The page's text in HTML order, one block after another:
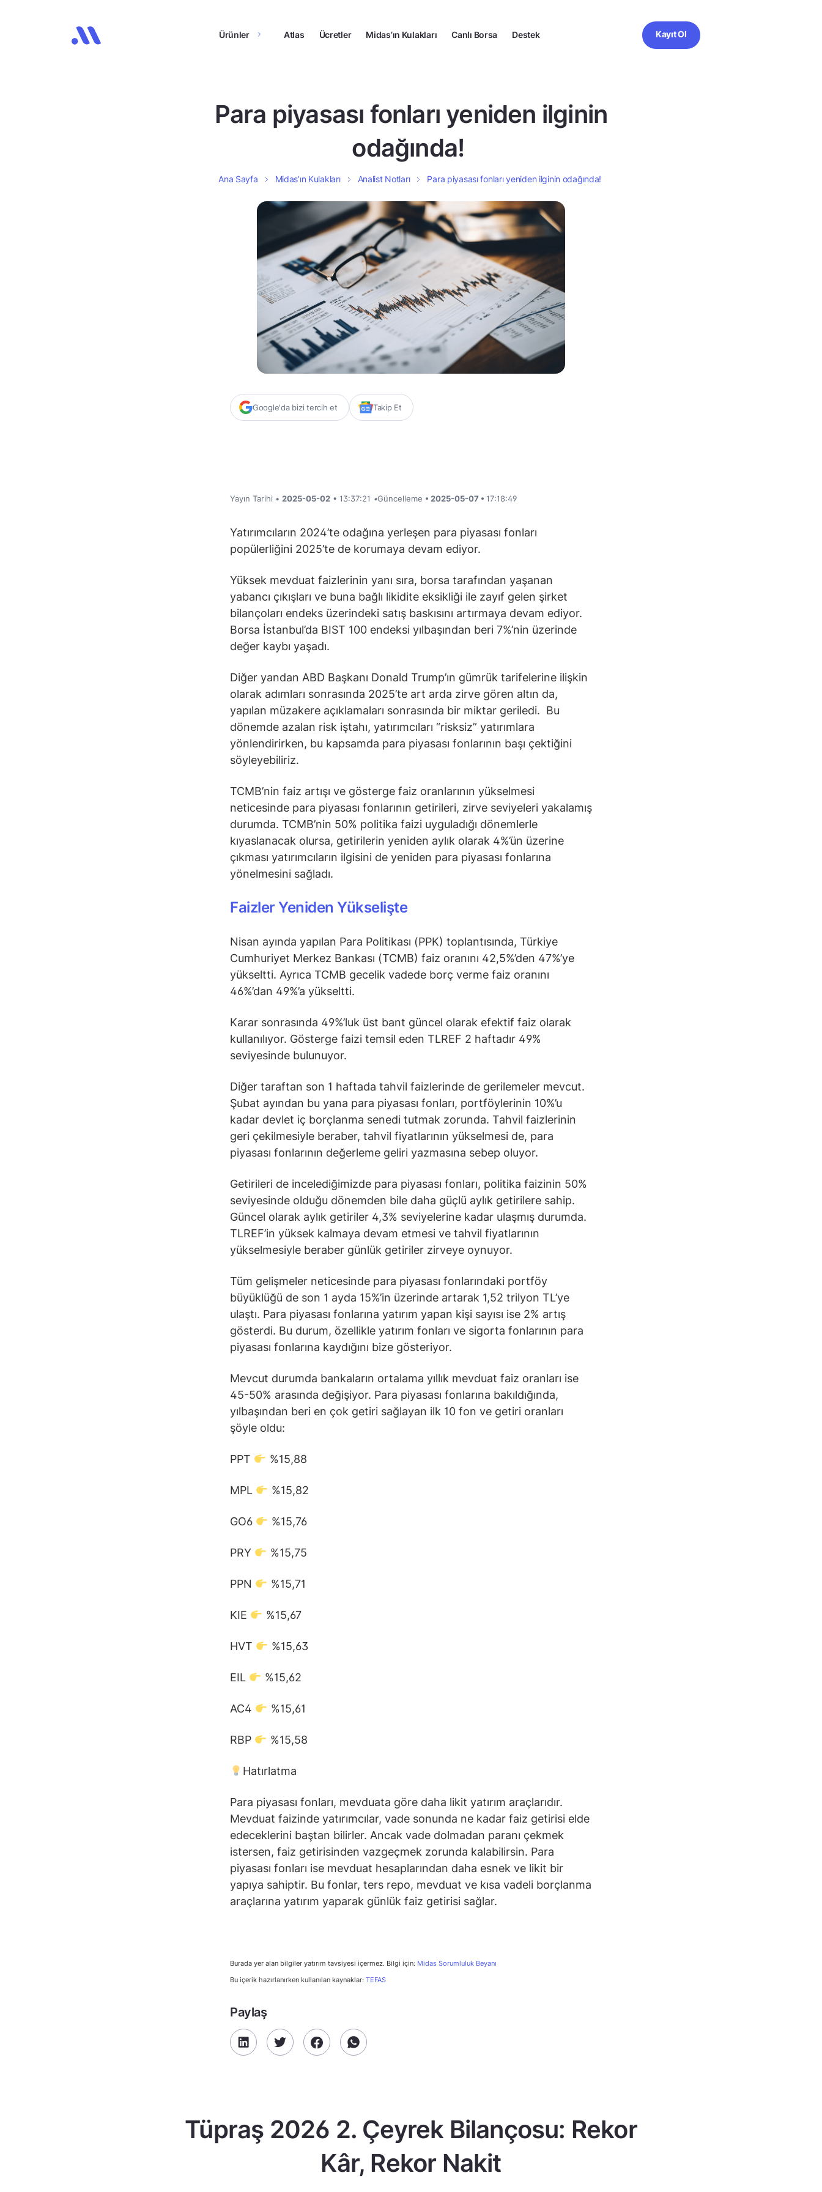
Ürünler Atlas Ücretler Midas’ın Kulakları Canlı Borsa Destek Kayıt Ol
Para piyasası fonları yeniden ilginin
odağında!
Ana Sayfa Midas’ın Kulakları Analist Notları Para piyasası fonları yeniden ilginin odağında!
Google'da bizi tercih et Takip Et
Yayın Tarihi • 2025-05-02 • 13:37:21 •Güncelleme • 2025-05-07 • 17:18:49
Yatırımcıların 2024’te odağına yerleşen para piyasası fonları
popülerliğini 2025’te de korumaya devam ediyor.
Yüksek mevduat faizlerinin yanı sıra, borsa tarafından yaşanan
yabancı çıkışları ve buna bağlı likidite eksikliği ile zayıf gelen şirket
bilançoları endeks üzerindeki satış baskısını artırmaya devam ediyor.
Borsa İstanbul’da BIST 100 endeksi yılbaşından beri 7%’nin üzerinde
değer kaybı yaşadı.
Diğer yandan ABD Başkanı Donald Trump’ın gümrük tarifelerine ilişkin
olarak adımları sonrasında 2025’te art arda zirve gören altın da,
yapılan müzakere açıklamaları sonrasında bir miktar geriledi. Bu
dönemde azalan risk iştahı, yatırımcıları “risksiz” yatırımlara
yönlendirirken, bu kapsamda para piyasası fonlarının başı çektiğini
söyleyebiliriz.
TCMB’nin faiz artışı ve gösterge faiz oranlarının yükselmesi
neticesinde para piyasası fonlarının getirileri, zirve seviyeleri yakalamış
durumda. TCMB’nin 50% politika faizi uyguladığı dönemlerle
kıyaslanacak olursa, getirilerin yeniden aylık olarak 4%’ün üzerine
çıkması yatırımcıların ilgisini de yeniden para piyasası fonlarına
yönelmesini sağladı.
Faizler Yeniden Yükselişte
Nisan ayında yapılan Para Politikası (PPK) toplantısında, Türkiye
Cumhuriyet Merkez Bankası (TCMB) faiz oranını 42,5%’den 47%’ye
yükseltti. Ayrıca TCMB gecelik vadede borç verme faiz oranını
46%’dan 49%’a yükseltti.
Karar sonrasında 49%’luk üst bant güncel olarak efektif faiz olarak
kullanılıyor. Gösterge faizi temsil eden TLREF 2 haftadır 49%
seviyesinde bulunuyor.
Diğer taraftan son 1 haftada tahvil faizlerinde de gerilemeler mevcut.
Şubat ayından bu yana para piyasası fonları, portföylerinin 10%’u
kadar devlet iç borçlanma senedi tutmak zorunda. Tahvil faizlerinin
geri çekilmesiyle beraber, tahvil fiyatlarının yükselmesi de, para
piyasası fonlarının değerleme geliri yazmasına sebep oluyor.
Getirileri de incelediğimizde para piyasası fonları, politika faizinin 50%
seviyesinde olduğu dönemden bile daha güçlü aylık getirilere sahip.
Güncel olarak aylık getiriler 4,3% seviyelerine kadar ulaşmış durumda.
TLREF’in yüksek kalmaya devam etmesi ve tahvil fiyatlarının
yükselmesiyle beraber günlük getiriler zirveye oynuyor.
Tüm gelişmeler neticesinde para piyasası fonlarındaki portföy
büyüklüğü de son 1 ayda 15%’in üzerinde artarak 1,52 trilyon TL’ye
ulaştı. Para piyasası fonlarına yatırım yapan kişi sayısı ise 2% artış
gösterdi. Bu durum, özellikle yatırım fonları ve sigorta fonlarının para
piyasası fonlarına kaydığını bize gösteriyor.
Mevcut durumda bankaların ortalama yıllık mevduat faiz oranları ise
45-50% arasında değişiyor. Para piyasası fonlarına bakıldığında,
yılbaşından beri en çok getiri sağlayan ilk 10 fon ve getiri oranları
şöyle oldu:
PPT %15,88
MPL %15,82
GO6 %15,76
PRY %15,75
PPN %15,71
KIE %15,67
HVT %15,63
EIL %15,62
AC4 %15,61
RBP %15,58
Hatırlatma
Para piyasası fonları, mevduata göre daha likit yatırım araçlarıdır.
Mevduat faizinde yatırımcılar, vade sonunda ne kadar faiz getirisi elde
edeceklerini baştan bilirler. Ancak vade dolmadan paranı çekmek
istersen, faiz getirisinden vazgeçmek zorunda kalabilirsin. Para
piyasası fonları ise mevduat hesaplarından daha esnek ve likit bir
yapıya sahiptir. Bu fonlar, ters repo, mevduat ve kısa vadeli borçlanma
araçlarına yatırım yaparak günlük faiz getirisi sağlar.
Burada yer alan bilgiler yatırım tavsiyesi içermez. Bilgi için: Midas Sorumluluk Beyanı
Bu içerik hazırlanırken kullanılan kaynaklar: TEFAS
Paylaş
Tüpraş 2026 2. Çeyrek Bilançosu: Rekor
Kâr, Rekor Nakit